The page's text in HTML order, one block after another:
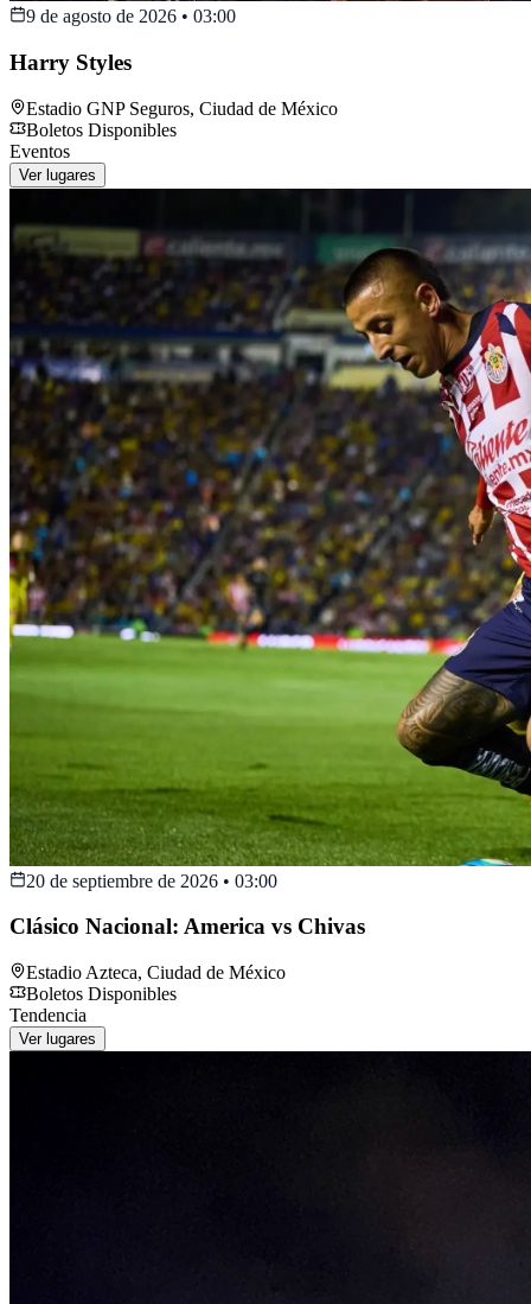
9 de agosto de 2026 • 03:00
Harry Styles
Estadio GNP Seguros, Ciudad de México
Boletos Disponibles
Eventos
Ver lugares
20 de septiembre de 2026 • 03:00
Clásico Nacional: America vs Chivas
Estadio Azteca, Ciudad de México
Boletos Disponibles
Tendencia
Ver lugares